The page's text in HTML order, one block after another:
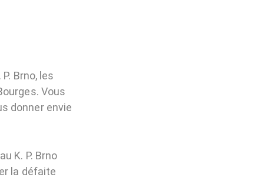
Brno, les
Vous
donner envie
K. P. Brno
la défaite